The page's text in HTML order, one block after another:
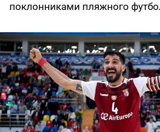
поклонниками пляжного